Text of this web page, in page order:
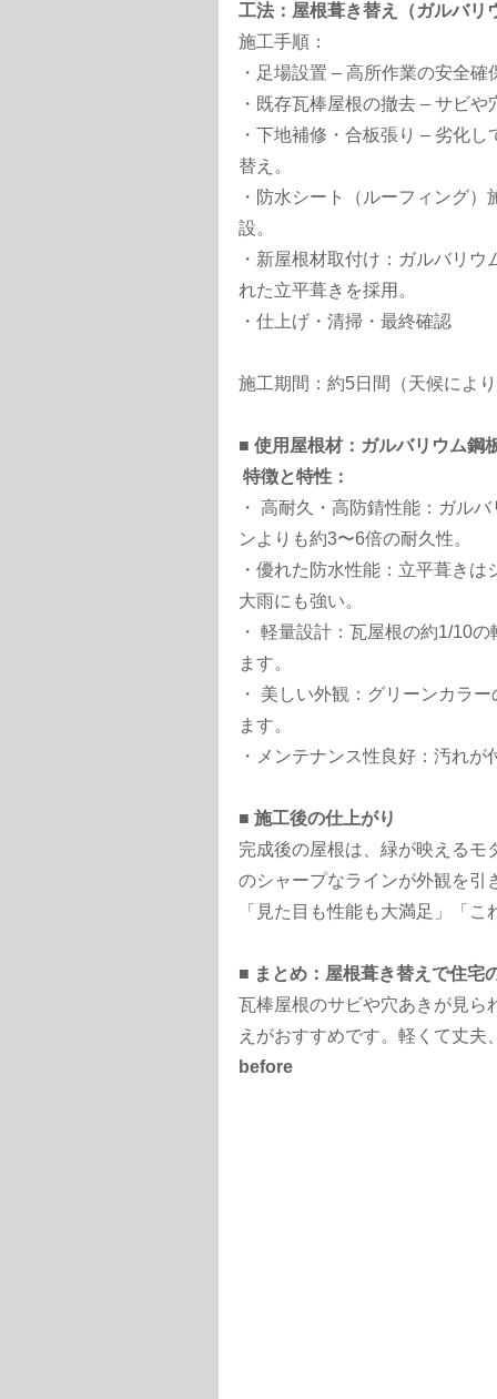
工法：屋根葺き替え（ガルバリ
施工手順：
・足場設置 – 高所作業の安全
・既存瓦棒屋根の撤去 – サビ
・下地補修・合板張り – 劣化
替え。
・防水シート（ルーフィング
設。
・新屋根材取付け：ガルバリ
れた立平葺きを採用。
・仕上げ・清掃・最終確認
施工期間：約5日間（天候によ
■ 使用屋根材：ガルバリウム鋼
特徴と特性：
・ 高耐久・高防錆性能：ガル
ンよりも約3〜6倍の耐久性。
・優れた防水性能：立平葺き
大雨にも強い。
・ 軽量設計：瓦屋根の約1/10
ます。
・ 美しい外観：グリーンカラ
ます。
・メンテナンス性良好：汚れ
■ 施工後の仕上がり
完成後の屋根は、緑が映えるモ
のシャープなラインが外観を引
「見た目も性能も大満足」「
■ まとめ：屋根葺き替えで住宅
瓦棒屋根のサビや穴あきが見ら
えがおすすめです。軽くて丈夫
before